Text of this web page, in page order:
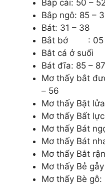
Bắp cải: 50 – 52
Bắp ngô: 85 –
Bát: 31 – 38
Bắt bớ : 05
Bắt cá ở
Bát đĩa: 85 – 87
Mơ thấy bắt
– 56
Mơ thấy Bật
Mơ thấy Bất
Mơ thấy Bát
Mơ thấy Bát
Mơ thấy Bắt
Mơ thấy Bẻ
Mơ thấy Bè